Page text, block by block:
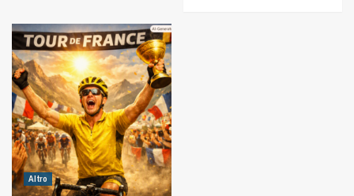
Altro